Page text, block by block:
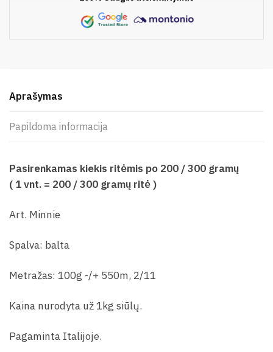
Aprašymas
Papildoma informacija
Pasirenkamas kiekis ritėmis po 200 / 300 gramų
( 1 vnt. = 200 / 300 gramų ritė )
Art. Minnie
Spalva: balta
Metražas: 100g -/+ 550m, 2/11
Kaina nurodyta už 1kg siūlų.
Pagaminta Italijoje.